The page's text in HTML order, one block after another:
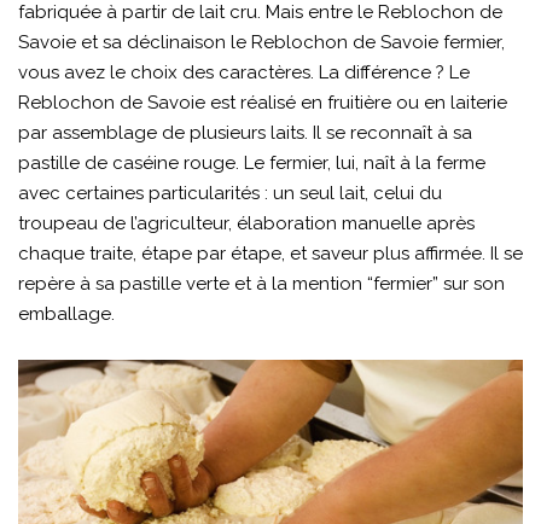
fabriquée à partir de lait cru. Mais entre le Reblochon de
Savoie et sa déclinaison le Reblochon de Savoie fermier,
vous avez le choix des caractères. La différence ? Le
Reblochon de Savoie est réalisé en fruitière ou en laiterie
par assemblage de plusieurs laits. Il se reconnaît à sa
pastille de caséine rouge. Le fermier, lui, naît à la ferme
avec certaines particularités : un seul lait, celui du
troupeau de l’agriculteur, élaboration manuelle après
chaque traite, étape par étape, et saveur plus affirmée. Il se
repère à sa pastille verte et à la mention “fermier” sur son
emballage.